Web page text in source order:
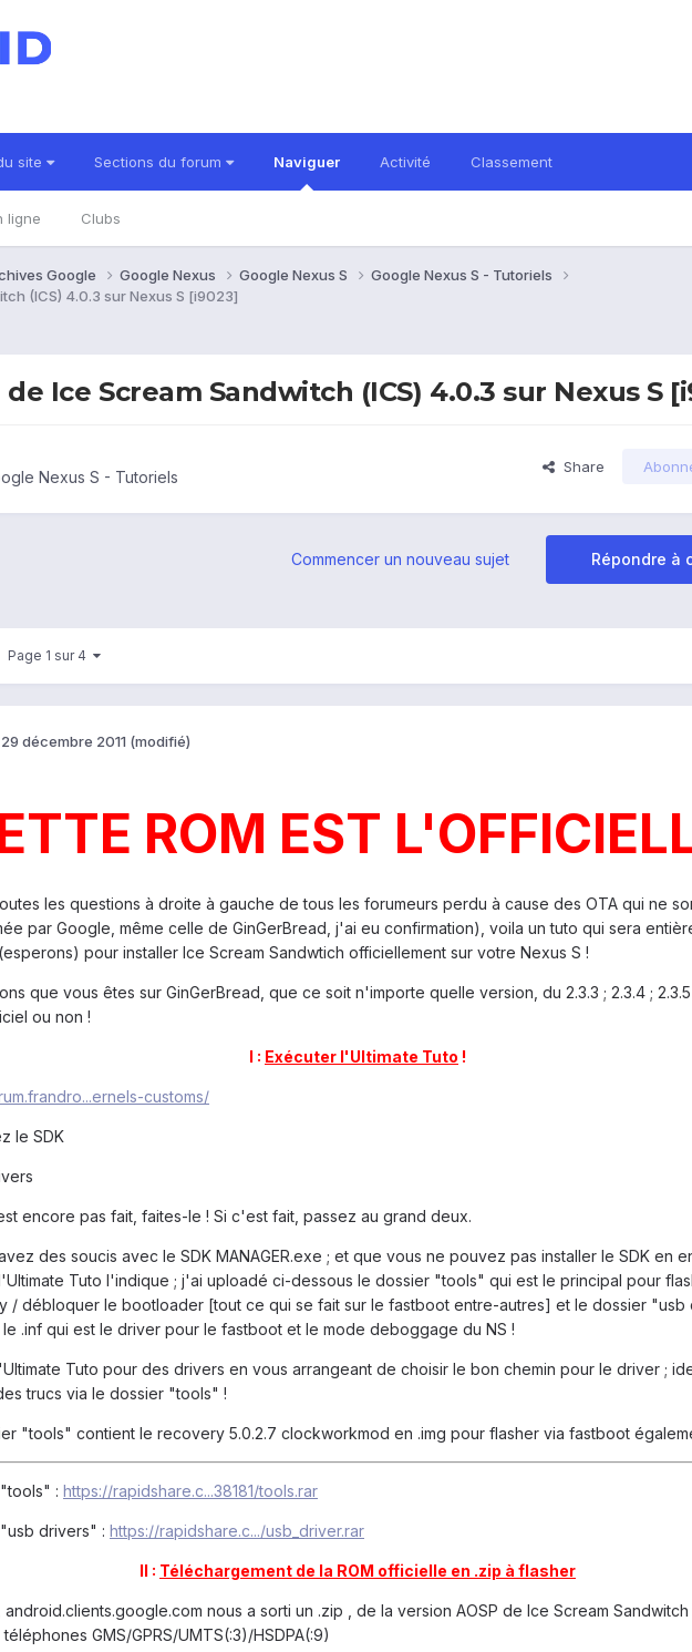
site Sections du forum Naviguer
ligne Clubs
Activité Classement
Google Google Nexus Google Nexus S
Google Nexus S - Tutoriels
(ICS) 4.0.3 sur Nexus S [i9023]
Ice Scream Sandwitch (ICS) 4.0.3 sur Nexus S
Nexus S - Tutoriels
Share
Répondre à
Commencer un nouveau sujet
Page 1 sur 4
29 décembre 2011 (modifié)
ROM EST
les questions à droite à gauche de tous les forumeurs perdu à cause des OTA qui ne
par Google, même celle de GinGerBread, j'ai eu confirmation), voila un tuto qui sera
pour installer Ice Scream Sandwtich officiellement sur votre Nexus S !
que vous êtes sur GinGerBread, que ce soit n'importe quelle version, du 2.3.3 ; 2.3.4 ; 2.3.5
ou non !
I : Exécuter l'Ultimate Tuto !
customs/
le SDK
encore pas fait, faites-le ! Si c'est fait, passez au grand deux.
des soucis avec le SDK MANAGER.exe ; et que vous ne pouvez pas installer le SDK en
Tuto l'indique ; j'ai uploadé ci-dessous le dossier "tools" qui est le principal pour
/ débloquer le bootloader [tout ce qui se fait sur le fastboot entre-autres] et le dossier "usb
.inf qui est le driver pour le fastboot et le mode deboggage du NS !
Tuto pour des drivers en vous arrangeant de choisir le bon chemin pour le driver ;
trucs via le dossier "tools" !
"tools" contient le recovery 5.0.2.7 clockworkmod en .img pour flasher via fastboot
: https://rapidshare.c...38181/tools.rar
drivers" : https://rapidshare.c.../usb_driver.rar
II : Téléchargement de la ROM officielle en .zip à flasher
android.clients.google.com nous a sorti un .zip , de la version AOSP de Ice Scream Sandwitch
GMS/GPRS/UMTS(:3)/HSDPA(:9)